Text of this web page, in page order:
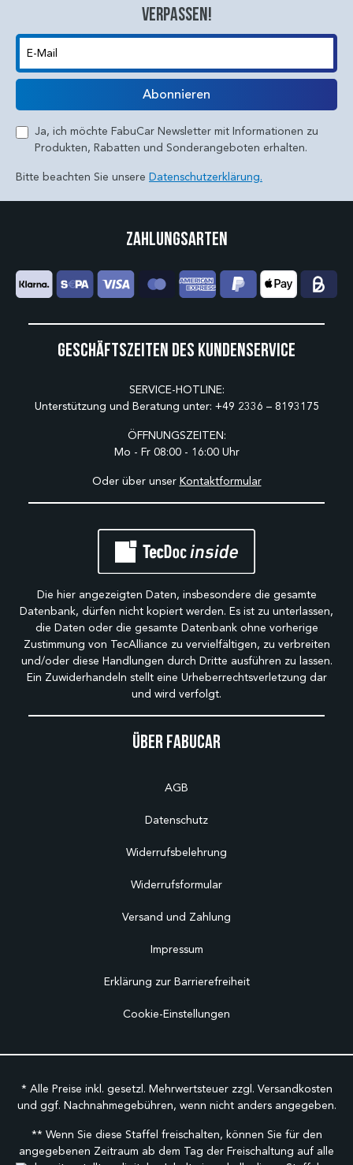
verpassen!
E-Mail
Abonnieren
Ja, ich möchte FabuCar Newsletter mit Informationen zu
Produkten, Rabatten und Sonderangeboten erhalten.
Bitte beachten Sie unsere Datenschutzerklärung.
Über Fabucar
AGB
Datenschutz
Widerrufsbelehrung
Widerrufsformular
Versand und Zahlung
Impressum
Erklärung zur Barrierefreiheit
Cookie-Einstellungen
Geschäftszeiten des Kundenservice
SERVICE-HOTLINE:
Unterstützung und Beratung unter: +49 2336 – 8193175
ÖFFNUNGSZEITEN:
Mo - Fr 08:00 - 16:00 Uhr
Oder über unser Kontaktformular
Zahlungsarten
Die hier angezeigten Daten, insbesondere die gesamte
Datenbank, dürfen nicht kopiert werden. Es ist zu unterlassen,
die Daten oder die gesamte Datenbank ohne vorherige
Zustimmung von TecAlliance zu vervielfältigen, zu verbreiten
und/oder diese Handlungen durch Dritte ausführen zu lassen.
Ein Zuwiderhandeln stellt eine Urheberrechtsverletzung dar
und wird verfolgt.
* Alle Preise inkl. gesetzl. Mehrwertsteuer zzgl. Versandkosten
und ggf. Nachnahmegebühren, wenn nicht anders angegeben.
** Wenn Sie diese Staffel freischalten, können Sie für den
angegebenen Zeitraum ab dem Tag der Freischaltung auf alle